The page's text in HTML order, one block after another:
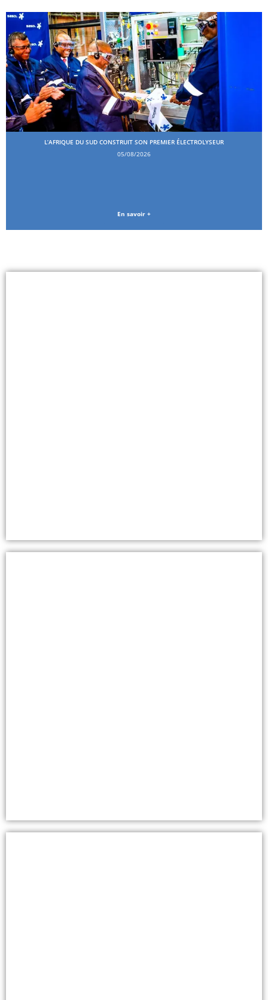
L’AFRIQUE DU SUD CONSTRUIT SON PREMIER ÉLECTROLYSEUR
05/08/2026
En savoir +